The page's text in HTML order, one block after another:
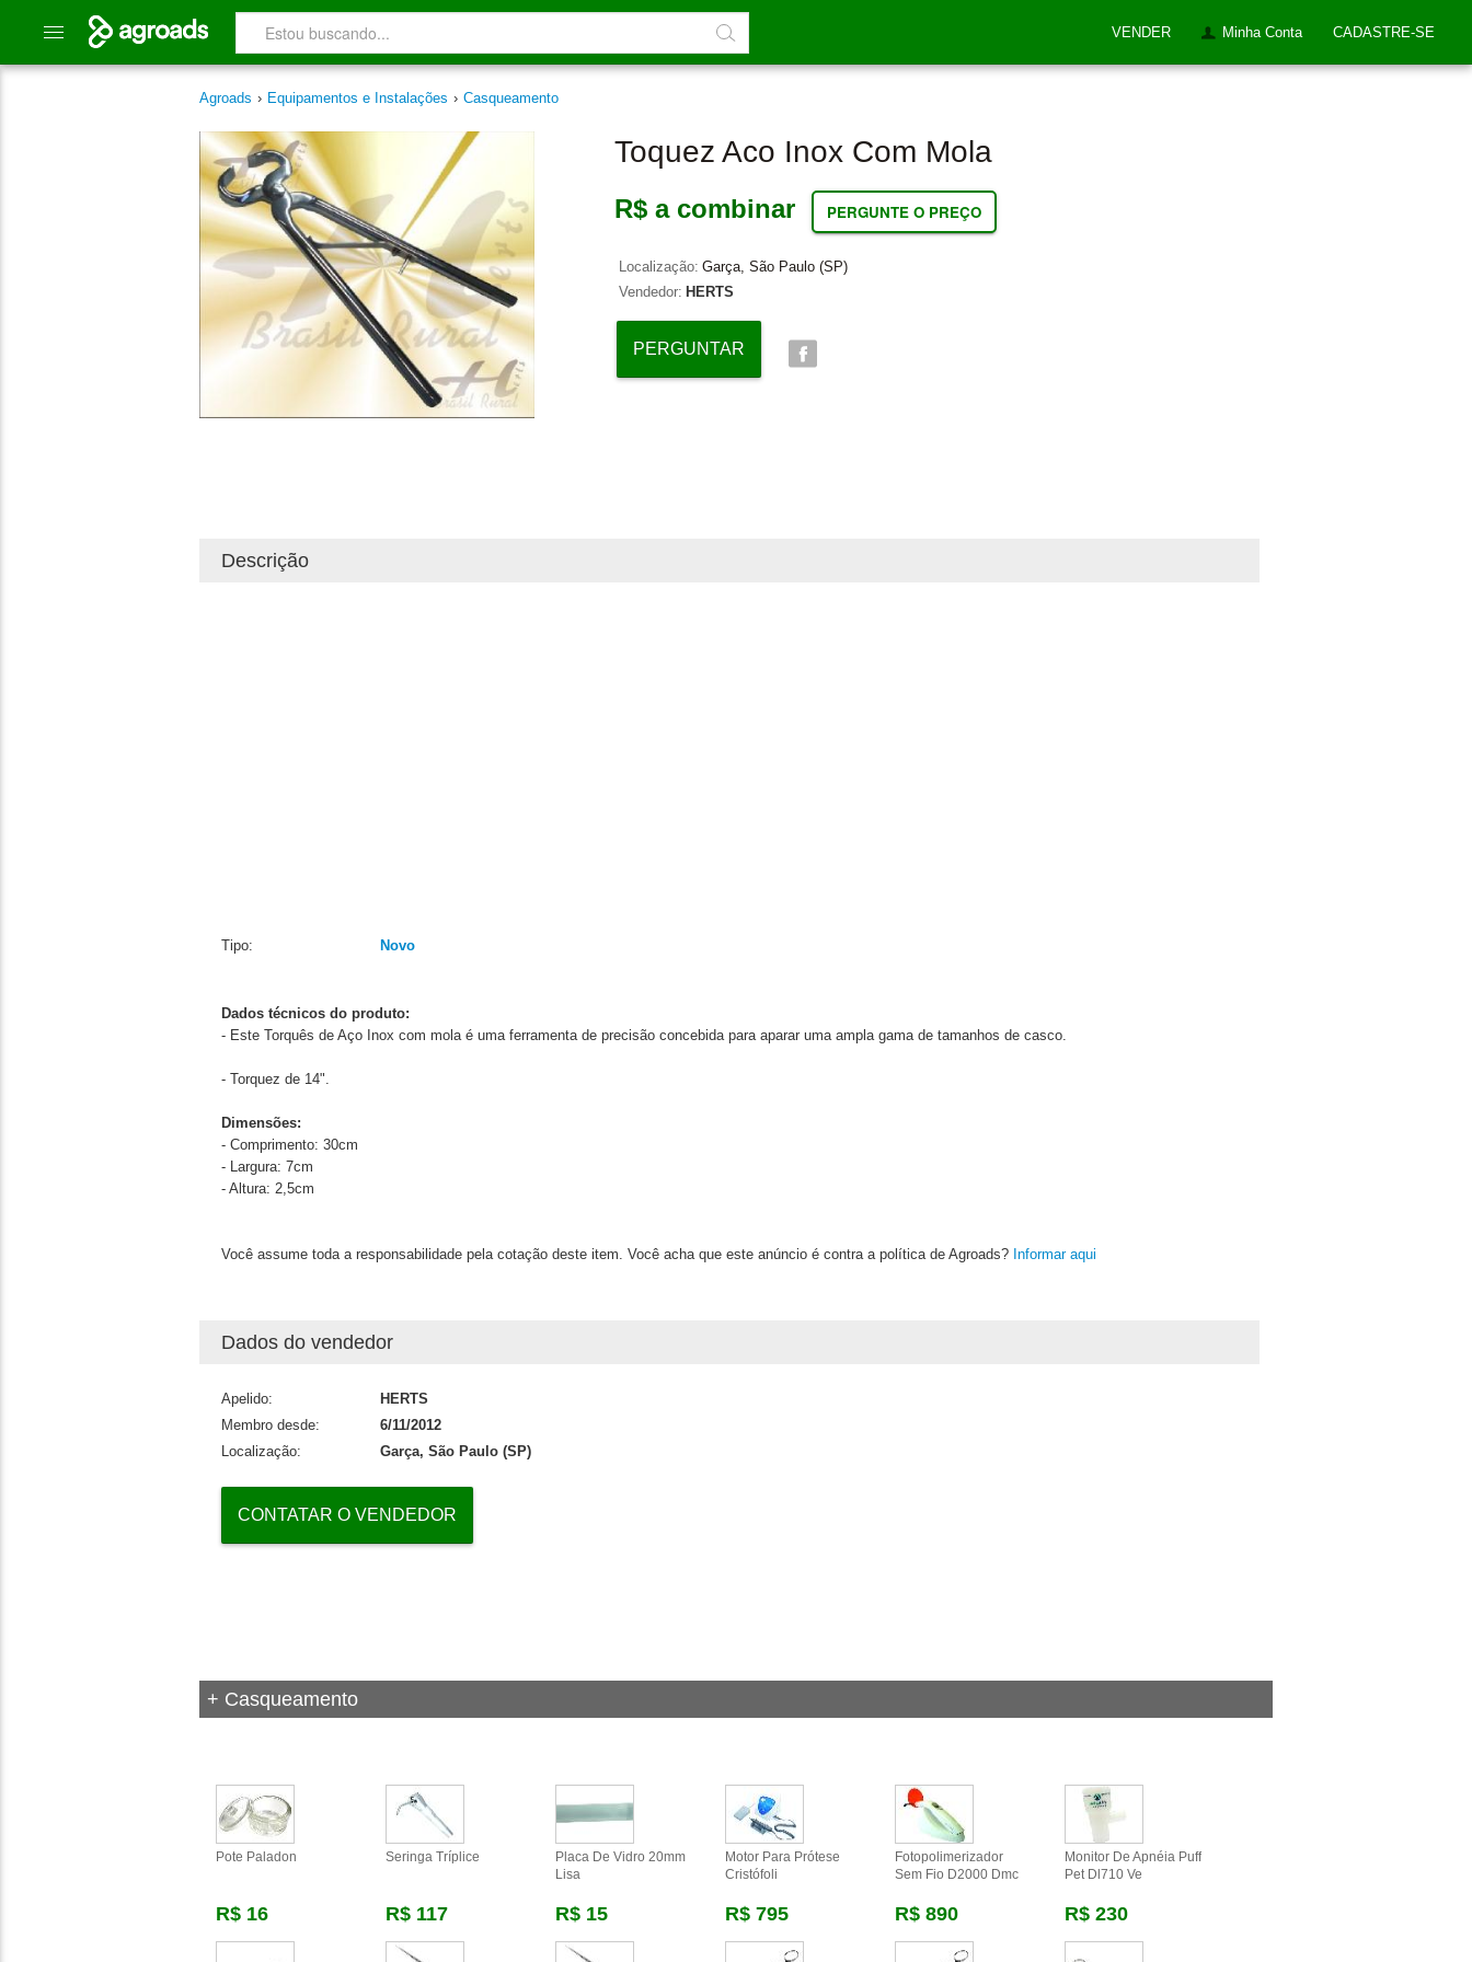
VENDER Minha Conta CADASTRE-SE
Agroads › Equipamentos e Instalações › Casqueamento
Toquez Aco Inox Com Mola
R$ a combinar PERGUNTE O PREÇO
Localização: Garça, São Paulo (SP)
Vendedor: HERTS
PERGUNTAR
Descrição
Tipo: Novo
Dados técnicos do produto:
- Este Torquês de Aço Inox com mola é uma ferramenta de precisão concebida para aparar uma ampla gama de tamanhos de casco.
- Torquez de 14".
Dimensões:
- Comprimento: 30cm
- Largura: 7cm
- Altura: 2,5cm
Você assume toda a responsabilidade pela cotação deste item. Você acha que este anúncio é contra a política de Agroads? Informar aqui
Dados do vendedor
Apelido:
HERTS
Membro desde:
6/11/2012
Localização:
Garça, São Paulo (SP)
CONTATAR O VENDEDOR
+ Casqueamento
Pote Paladon
R$ 16
Seringa Tríplice
R$ 117
Placa De Vidro 20mm
Lisa
R$ 15
Motor Para Prótese
Cristófoli
R$ 795
Fotopolimerizador
Sem Fio D2000 Dmc
R$ 890
Monitor De Apnéia Puff
Pet Dl710 Ve
R$ 230